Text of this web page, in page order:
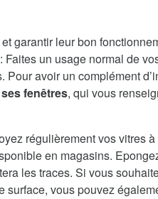
garantir leur bon
un usage normal de
avoir un complément
fenêtres, qui vous
régulièrement vos vitres à
en magasins.
les traces. Si vous
vous pouvez